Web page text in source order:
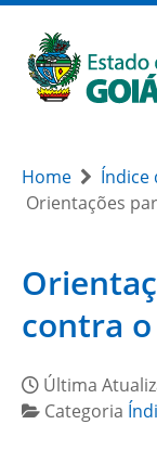
Home
Índice
Orientações
contra
Última
Categoria